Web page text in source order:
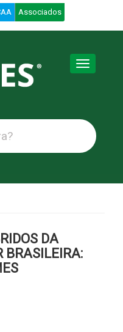
Associados
Toggle
DA
BRASILEIRA: